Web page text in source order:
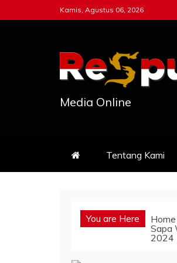
to
Kamis, Agustus 06, 2026
Media Online
Tentang Kami
You are Here Home
Sapa
2024